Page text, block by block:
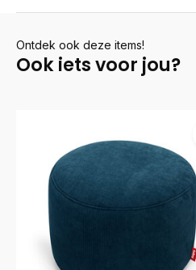
Ontdek ook deze items!
Ook iets voor jou?